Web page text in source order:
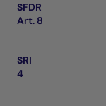
SFDR
Art. 8
SRI
4